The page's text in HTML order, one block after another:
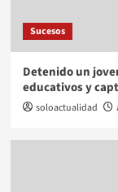
Sucesos
Detenido un
educativos y
soloactualidad